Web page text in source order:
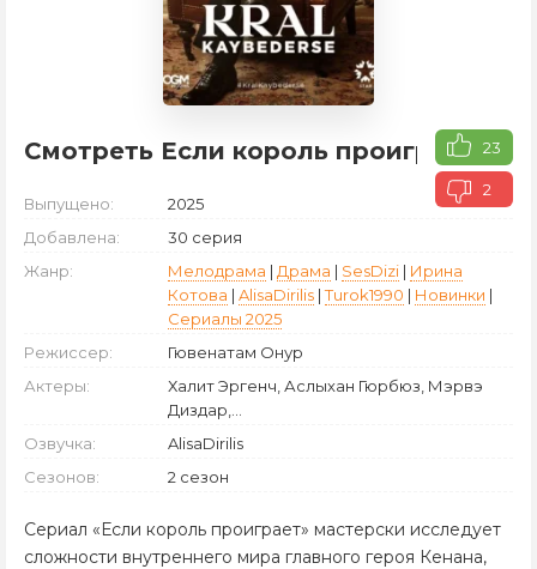
Смотреть Если король проиграет 23
2
Выпущено:
2025
Добавлена:
30 серия
Жанр:
Мелодрама | Драма | SesDizi | Ирина
Котова | AlisaDirilis |Turok1990 | Новинки |
Сериалы 2025
Режиссер:
Гювенатам Онур
Актеры:
Халит Эргенч, Аслыхан Гюрбюз, Мэрвэ
Диздар,...
Озвучка:
AlisaDirilis
Сезонов:
2 сезон
Сериал «Если король проиграет» мастерски исследует
сложности внутреннего мира главного героя Кенана,